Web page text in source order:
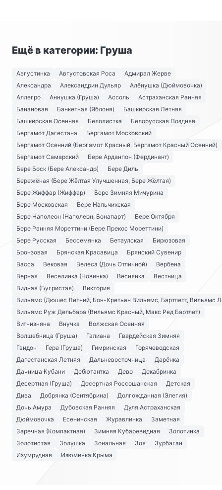
Ещё в категории: Груша
Августинка Августовская Роса
Адмирал Жерве
Александра
Александрин Дульяр
Алёнушка (Дюймовочка)
Аллегро
Аннушка (Груша) Ассоль
Астраханская Ранняя
Банановая
Банкетная (Яблоня)
Башкирская Летняя
Башкирская Осенняя
Белолистка
Белорусская Поздняя
Бергамот Дагестана
Бергамот Московский
Бергамот Осенний (Бергамот Красный, Бергамот Красный Осенний)
Бергамот Самарский
Бере Арданпон (Фердинант)
Бере Боск (Бере Александр)
Бере Диль
Бережёная (Бере Жёлтая Улучшенная, Бере Жёлтая)
Бере Жиффар (Жиффар)
Бере Зимняя Мичурина
Бере Московская
Бере Нальчикская
Бере Наполеон (Наполеон, Бонапарт)
Бере Октября
Бере Ранняя Мореттини (Бере Прекос Мореттини)
Бере Русская
Бессемянка Бетаулская
Бирюзовая
Бронзовая
Брянская Красавица
Брянский Сувенир
Васса
Вековая Велеса (Дочь Отличной)
Вербена
Верная
Веселинка (Новинка) Веснянка
Вестница
Видная (Бугристая)
Виктория
Вильямс (Дюшес Летний, Бон-Кретьен Вильямс, Бартлетт, Вильямс
Вильямс Руж Дельбара (Вильямс Красный, Макс Ред Бартлет)
Витчизняна
Внучка
Волжская Осенняя
Волшебница (Груша)
Галиана
Гвардейская Зимняя
Гвидон
Гера (Груша) Гимринская
Горячеводская
Дагестанская Летняя
Дальневосточница
Дарёнка
Дачница Кубани
Дебютантка Дево
Декабринка
Десертная (Груша)
Десертная Россошанская
Детская
Дива
Добрянка (Сентябрина)
Долгожданная (Элегия)
Дочь Амура
Дубовская Ранняя
Дуля Астраханская
Дюймовочка
Есенинская Журавлинка
Заметная
Заречная (Компактная)
Зимняя Кубаревидная
Золотинка
Золотистая
Золушка Зональная Зоя
Зурбаган
Изумрудная
Изюминка Крыма